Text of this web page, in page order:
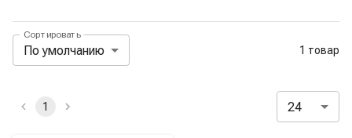
Панель сортировки и
Сортировать
По умолчанию 1 товар
Активные и избранные фильтры
1 24